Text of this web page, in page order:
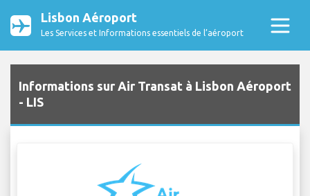
Lisbon Aéroport
Les Services et Informations essentiels de l’aéroport
Informations sur Air Transat à Lisbon Aéroport
- LIS